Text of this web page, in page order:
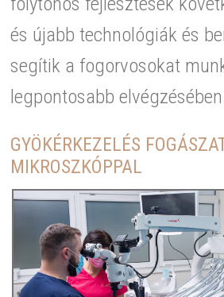
és újabb technológiák és
segítik a fogorvosokat
legpontosabb
GYÖKÉRKEZELÉS
MIKROSZKÓPPAL